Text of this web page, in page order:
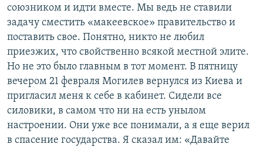
союзником и идти вместе. Мы ведь не ставили
задачу сместить «макеевское» правительство и
поставить свое. Понятно, никто не любил
приезжих, что свойственно всякой местной элите.
Но не это было главным в тот момент. В пятницу
вечером 21 февраля Могилев вернулся из Киева и
пригласил меня к себе в кабинет. Сидели все
силовики, в самом что ни на есть унылом
настроении. Они уже все понимали, а я еще верил
в спасение государства. Я сказал им: «Давайте